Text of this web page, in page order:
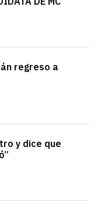
regreso a
y dice que